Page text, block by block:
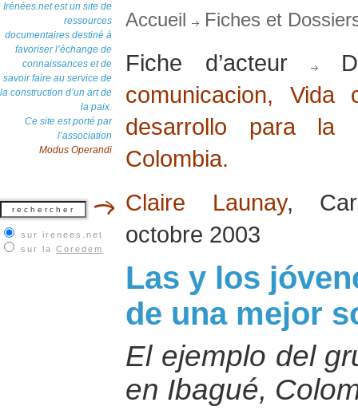
Irénées.net est un site de
ressources
documentaires destiné à
favoriser l’échange de
connaissances et de
savoir faire au service de
la construction d’un art de
la paix.
Ce site est porté par
l’association
Modus Operandi
sur irenees.net
sur la Coredem
Accueil Fiches et
Fiche d’acteur
comunicacion, Vida
desarrollo para la
Colombia.
Claire Launay,
octobre 2003
Las y los
de una mejor
El ejemplo del
en Ibagué,